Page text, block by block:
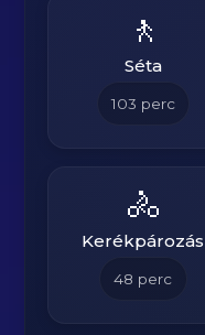
🚶
Séta
103 perc
🚴
Kerékpározás
48 perc